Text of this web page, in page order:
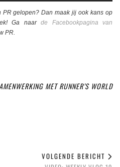
gelopen? Dan maak jij ook kans op
Ga naarde Facebookpagina van
PR.
MET RUNNER’S WORLD
VOLGENDE BERICHT